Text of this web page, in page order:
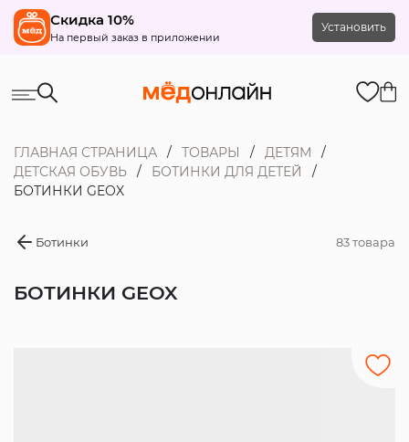
Скидка 10%
На первый заказ в приложении
Установить
ГЛАВНАЯ СТРАНИЦА ТОВАРЫ
ДЕТЯМ
ДЕТСКАЯ ОБУВЬ
БОТИНКИ ДЛЯ ДЕТЕЙ
БОТИНКИ GEOX
Ботинки 83 товара
БОТИНКИ GEOX